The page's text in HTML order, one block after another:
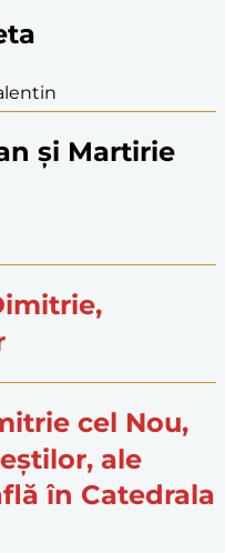
și Martirie
cel Nou,
ale
în Catedrala